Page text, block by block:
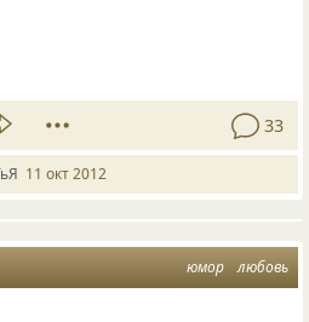
33
11 окт 2012
юмор любовь